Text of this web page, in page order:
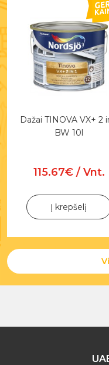
Dažai TINOVA VX+ 2
BW 10l
115.67€ / Vnt.
Į krepšelį